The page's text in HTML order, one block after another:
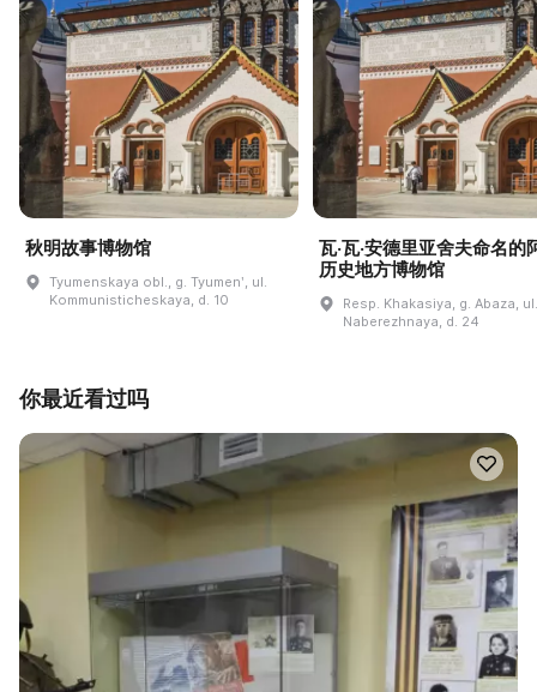
秋明故事博物馆
Tyumenskaya obl., g. Tyumenʹ, ul.
Kommunisticheskaya, d. 10
瓦·瓦·安德里亚舍夫命名的
历史地方博物馆
Resp. Khakasiya, g. Abaza, ul.
Naberezhnaya, d. 24
你最近看过吗